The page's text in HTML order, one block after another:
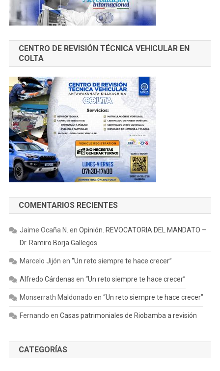
CENTRO DE REVISIÓN TÉCNICA VEHICULAR EN
COLTA
COMENTARIOS RECIENTES
Jaime Ocaña N. en Opinión. REVOCATORIA DEL MANDATO –
Dr. Ramiro Borja Gallegos
Marcelo Jijón en “Un reto siempre te hace crecer”
Alfredo Cárdenas en “Un reto siempre te hace crecer”
Monserrath Maldonado en “Un reto siempre te hace crecer”
Fernando en Casas patrimoniales de Riobamba a revisión
CATEGORÍAS